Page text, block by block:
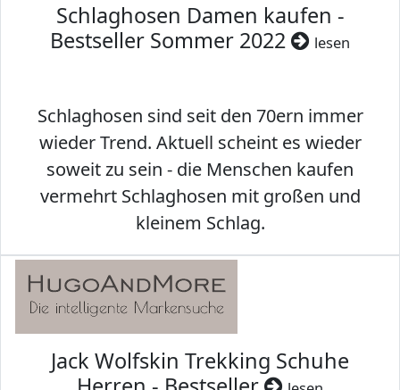
Schlaghosen Damen kaufen -
Bestseller Sommer 2022
lesen
Schlaghosen sind seit den 70ern immer
wieder Trend. Aktuell scheint es wieder
soweit zu sein - die Menschen kaufen
vermehrt Schlaghosen mit großen und
kleinem Schlag.
Jack Wolfskin Trekking Schuhe